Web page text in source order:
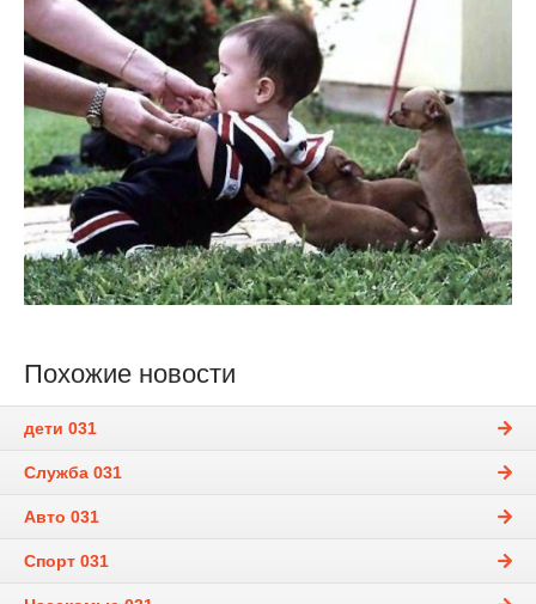
Похожие новости
дети 031
Служба 031
Авто 031
Спорт 031